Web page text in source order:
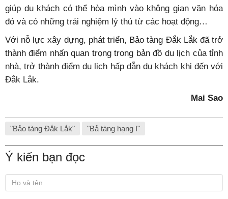
giúp du khách có thể hòa mình vào không gian văn hóa
đó và có những trải nghiệm lý thú từ các hoạt động…
Với nỗ lực xây dựng, phát triển, Bảo tàng Đắk Lắk đã trở
thành điểm nhấn quan trọng trong bản đồ du lịch của tỉnh
nhà, trở thành điểm du lịch hấp dẫn du khách khi đến với
Đắk Lắk.
Mai Sao
"Bảo tàng Đắk Lắk" "Bả tàng hạng I"
Ý kiến bạn đọc